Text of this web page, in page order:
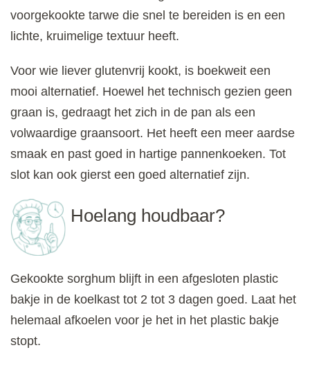
voorgekookte tarwe die snel te bereiden is en een
lichte, kruimelige textuur heeft.
Voor wie liever glutenvrij kookt, is boekweit een
mooi alternatief. Hoewel het technisch gezien geen
graan is, gedraagt het zich in de pan als een
volwaardige graansoort. Het heeft een meer aardse
smaak en past goed in hartige pannenkoeken. Tot
slot kan ook gierst een goed alternatief zijn.
Hoelang houdbaar?
Gekookte sorghum blijft in een afgesloten plastic
bakje in de koelkast tot 2 tot 3 dagen goed. Laat het
helemaal afkoelen voor je het in het plastic bakje
stopt.